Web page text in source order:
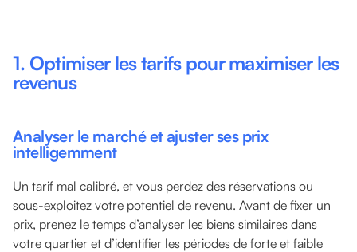
1. Optimiser les tarifs pour maximiser les
revenus
Analyser le marché et ajuster ses prix
intelligemment
Un tarif mal calibré, et vous perdez des réservations ou
sous-exploitez votre potentiel de revenu. Avant de fixer un
prix, prenez le temps d’analyser les biens similaires dans
votre quartier et d’identifier les périodes de forte et faible